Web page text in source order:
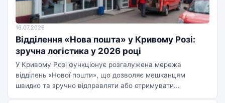
16.07.2026
Відділення «Нова пошта» у Кривому Розі:
зручна логістика у 2026 році
У Кривому Розі функціонує розгалужена мережа
відділень «Нової пошти», що дозволяє мешканцям
швидко та зручно відправляти або отримувати...